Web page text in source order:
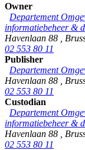
Owner
Departement
informatiebeheer &
Havenlaan 88
02 553 80 11
Publisher
Departement
Havenlaan 88
02 553 80 11
Custodian
Departement
informatiebeheer &
Havenlaan 88
02 553 80 11